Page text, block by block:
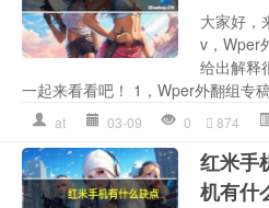
大家好，
v，Wper
给出解释
一起来看看吧！ 1，Wper外翻组专
at 03-09 0 874
红米手
机有什